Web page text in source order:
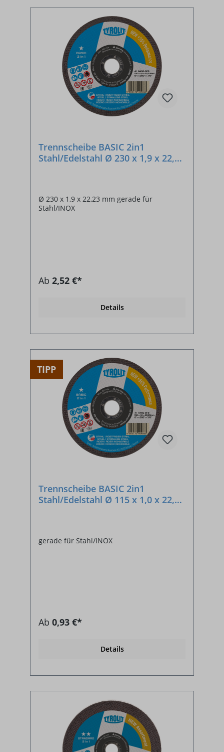
Trennscheibe BASIC 2in1
Stahl/Edelstahl Ø 230 x 1,9 x 22,23
Ø 230 x 1,9 x 22,23 mm gerade für
Stahl/INOX
Ab 2,52 €*
Details
TIPP
Trennscheibe BASIC 2in1
Stahl/Edelstahl Ø 115 x 1,0 x 22,23
gerade für Stahl/INOX
Ab 0,93 €*
Details